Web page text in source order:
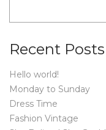
Recent Posts
Hello world!
Monday to Sunday
Dress Time
Fashion Vintage